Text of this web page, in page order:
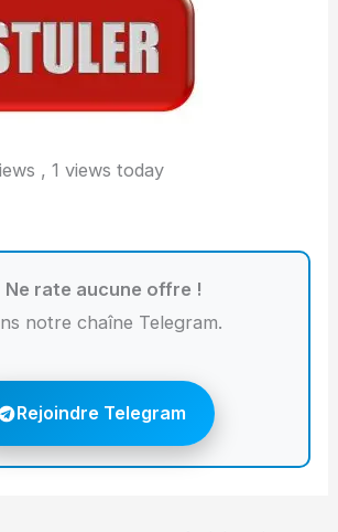
, 1 views today
Ne rate aucune offre !
notre chaîne Telegram.
Rejoindre Telegram